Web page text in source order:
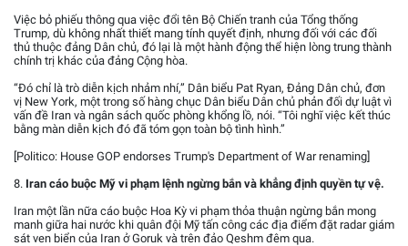
Việc bỏ phiếu thông qua việc đổi tên Bộ Chiến tranh của Tổng thống
Trump, dù không nhất thiết mang tính quyết định, nhưng đối với các đối
thủ thuộc đảng Dân chủ, đó lại là một hành động thể hiện lòng trung thành
chính trị khác của đảng Cộng hòa.
“Đó chỉ là trò diễn kịch nhảm nhí,” Dân biểu Pat Ryan, Đảng Dân chủ, đơn
vị New York, một trong số hàng chục Dân biểu Dân chủ phản đối dự luật vì
vấn đề Iran và ngân sách quốc phòng khổng lồ, nói. “Tôi nghĩ việc kết thúc
bằng màn diễn kịch đó đã tóm gọn toàn bộ tình hình.”
[Politico: House GOP endorses Trump's Department of War renaming]
8. Iran cáo buộc Mỹ vi phạm lệnh ngừng bắn và khẳng định quyền tự vệ.
Iran một lần nữa cáo buộc Hoa Kỳ vi phạm thỏa thuận ngừng bắn mong
manh giữa hai nước khi quân đội Mỹ tấn công các địa điểm đặt radar giám
sát ven biển của Iran ở Goruk và trên đảo Qeshm đêm qua.